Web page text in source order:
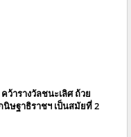
ว้ารางวัลชนะเลิศ ถ้วย
ษฐาธิราชฯ เป็นสมัยที่ 2